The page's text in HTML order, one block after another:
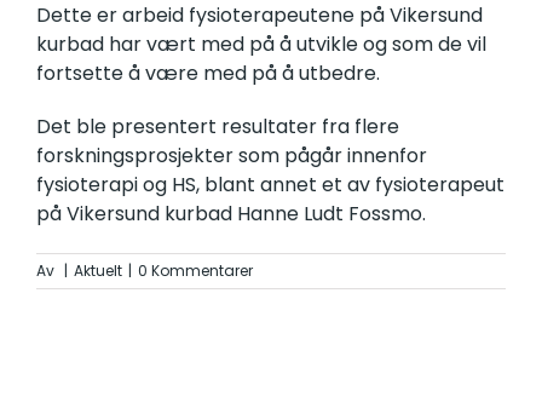
Dette er arbeid fysioterapeutene på Vikersund
kurbad har vært med på å utvikle og som de vil
fortsette å være med på å utbedre.
Det ble presentert resultater fra flere
forskningsprosjekter som pågår innenfor
fysioterapi og HS, blant annet et av fysioterapeut
på Vikersund kurbad Hanne Ludt Fossmo.
Av | Aktuelt | 0 Kommentarer